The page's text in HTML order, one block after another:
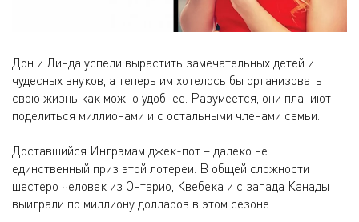
Дон и Линда успели вырастить замечательных детей и
чудесных внуков, а теперь им хотелось бы организовать
свою жизнь как можно удобнее. Разумеется, они планиют
поделиться миллионами и с остальными членами семьи.
Доставшийся Ингрэмам джек-пот – далеко не
единственный приз этой лотереи. В общей сложности
шестеро человек из Онтарио, Квебека и с запада Канады
выиграли по миллиону долларов в этом сезоне.